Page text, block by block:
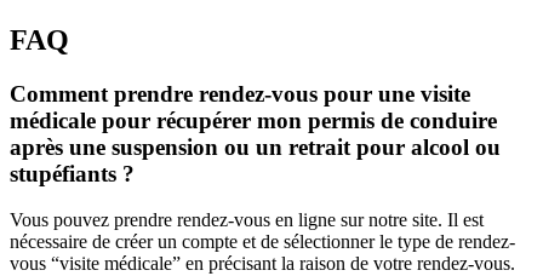
FAQ
Comment prendre rendez-vous pour une visite
médicale pour récupérer mon permis de conduire
après une suspension ou un retrait pour alcool ou
stupéfiants ?
Vous pouvez prendre rendez-vous en ligne sur notre site. Il est
nécessaire de créer un compte et de sélectionner le type de rendez-
vous “visite médicale” en précisant la raison de votre rendez-vous.